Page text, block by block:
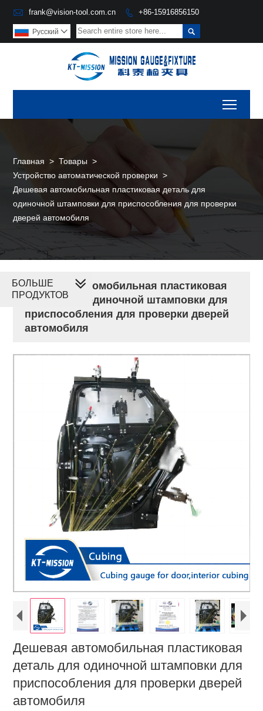
 frank@vision-tool.com.cn  +86-15916856150

Pусский 
Главная > Товары >
Устройство автоматической проверки >
Дешевая автомобильная пластиковая деталь для
одиночной штамповки для приспособления для проверки
дверей автомобиля
Дешевая автомобильная пластиковая
деталь для одиночной штамповки для
приспособления для проверки дверей
автомобиля
Дешевая автомобильная пластиковая
деталь для одиночной штамповки для
приспособления для проверки дверей
автомобиля
БОЛЬШЕ
ПРОДУКТОВ